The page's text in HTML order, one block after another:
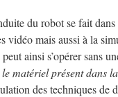
du robot se fait dans
vidéo mais aussi à la
ainsi s’opérer sans
matériel présent dans
des techniques de